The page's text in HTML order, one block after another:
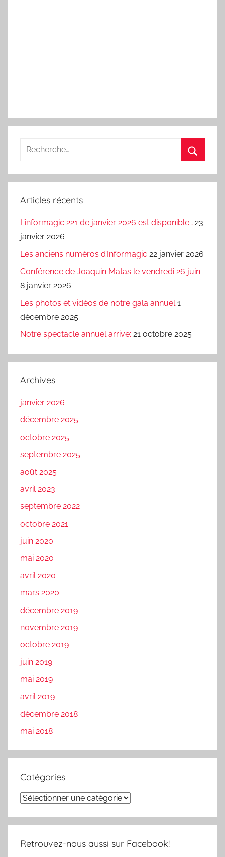
Recherche
:
Articles récents
L’informagic 221 de janvier 2026 est disponible… 23
janvier 2026
Les anciens numéros d’Informagic 22 janvier 2026
Conférence de Joaquin Matas le vendredi 26 juin
8 janvier 2026
Les photos et vidéos de notre gala annuel 1
décembre 2025
Notre spectacle annuel arrive: 21 octobre 2025
Archives
janvier 2026
décembre 2025
octobre 2025
septembre 2025
août 2025
avril 2023
septembre 2022
octobre 2021
juin 2020
mai 2020
avril 2020
mars 2020
décembre 2019
novembre 2019
octobre 2019
juin 2019
mai 2019
avril 2019
décembre 2018
mai 2018
Catégories
Catégories
Retrouvez-nous aussi sur Facebook!